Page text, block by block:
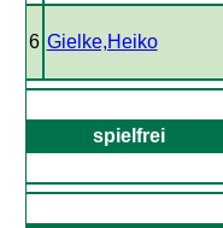
6 Gielke,Heiko
spielfrei